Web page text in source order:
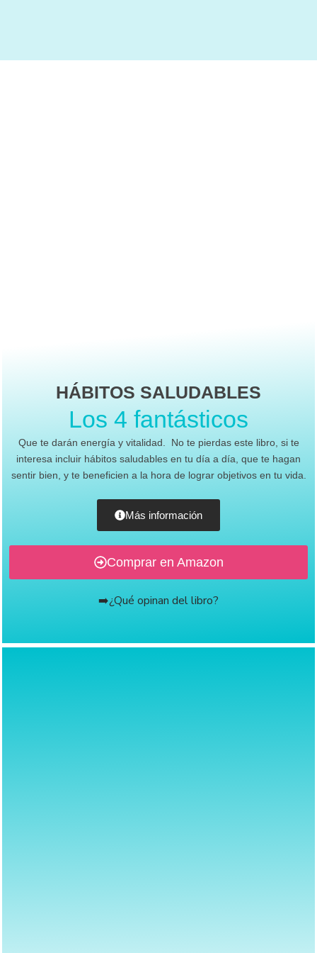
HÁBITOS SALUDABLES
Los 4 fantásticos
Que te darán energía y vitalidad. No te pierdas este libro, si te
interesa incluir hábitos saludables en tu día a día, que te hagan
sentir bien, y te beneficien a la hora de lograr objetivos en tu vida.
Más información
Comprar en Amazon
➡️¿Qué opinan del libro?